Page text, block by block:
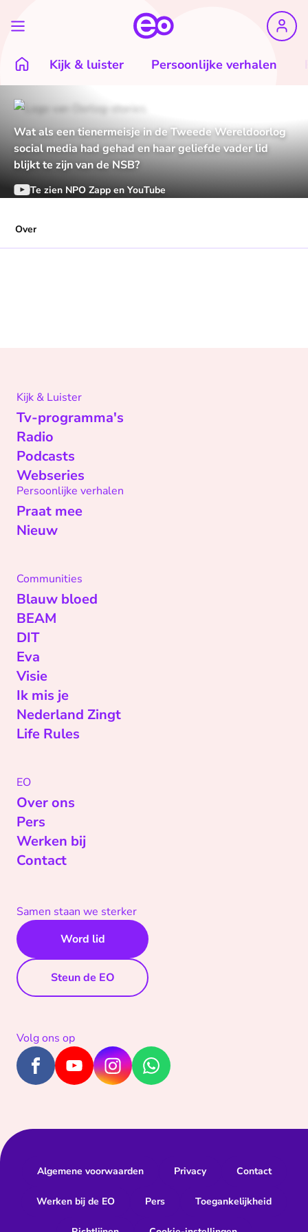
Kijk & luister Persoonlijke verhalen
Wat als een tienermeisje in de Tweede Wereldoorlog
social media had gehad en haar geliefde vader lid
blijkt te zijn van de NSB?
Te zien NPO Zapp en YouTube
Over
Kijk & Luister
Tv-programma's
Radio
Podcasts
Webseries
Persoonlijke verhalen
Praat mee
Nieuw
Communities
Blauw bloed
BEAM
DIT
Eva
Visie
Ik mis je
Nederland Zingt
Life Rules
EO
Over ons
Pers
Werken bij
Contact
Samen staan we sterker
Word lid
Steun de EO
Volg ons op
Algemene voorwaarden Privacy Contact
Werken bij de EO Pers Toegankelijkheid